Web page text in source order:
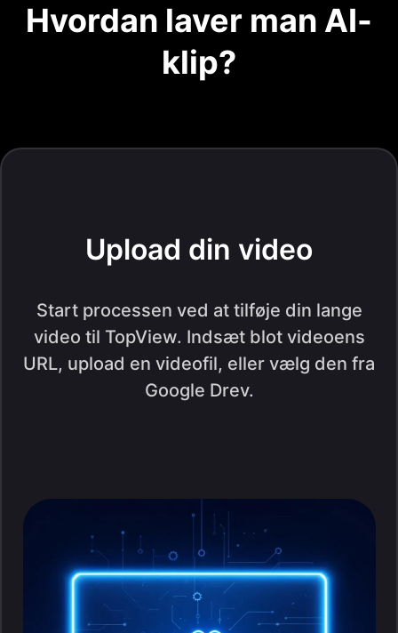
Hvordan laver man AI-
klip?
Upload din video
Start processen ved at tilføje din lange
video til TopView. Indsæt blot videoens
URL, upload en videofil, eller vælg den fra
Google Drev.